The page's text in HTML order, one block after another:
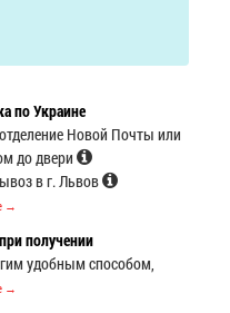
по Украине
Новой Почты или
до двери
в г. Львов
→
получении
удобным способом,
→